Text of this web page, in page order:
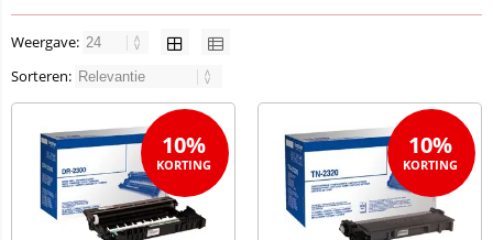
Weergave:
Sorteren:
10% 10%